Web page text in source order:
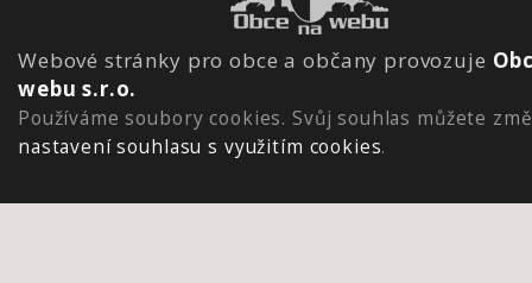
Webové stránky pro obce a občany provozuje
webu s.r.o.
Používáme soubory cookies. Svůj souhlas můžete
nastavení souhlasu s využitím cookies.